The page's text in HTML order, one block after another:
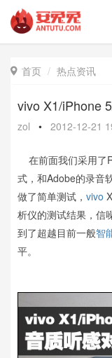
 首页 热点资讯
vivo X1/iPhone
zol • 2012-12-21
在前面我们采用了
式，和Adobe的录音
做了简单测试， vivo
析仪的测试结果，信
到了超越目前一般智
平。